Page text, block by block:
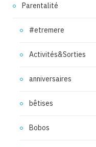
Parentalité
#etremere
Activités&Sorties
anniversaires
bêtises
Bobos